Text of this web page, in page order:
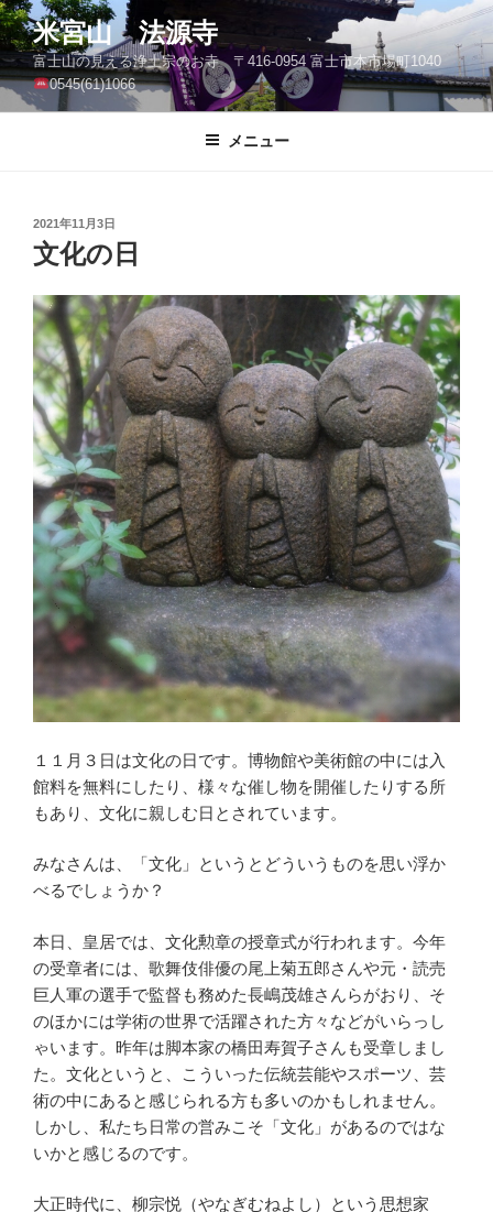
コ
ン
テ
ン
ツ
米宮山 法源寺
富士山の見える浄土宗のお寺 〒416-0954 富士市本市場町1040
0545(61)1066
メニュー
投
稿
日:
2021年11月3日
文化の日
１１月３日は文化の日です。博物館や美術館の中には入
館料を無料にしたり、様々な催し物を開催したりする所
もあり、文化に親しむ日とされています。
みなさんは、「文化」というとどういうものを思い浮か
べるでしょうか？
本日、皇居では、文化勲章の授章式が行われます。今年
の受章者には、歌舞伎俳優の尾上菊五郎さんや元・読売
巨人軍の選手で監督も務めた長嶋茂雄さんらがおり、そ
のほかには学術の世界で活躍された方々などがいらっし
ゃいます。昨年は脚本家の橋田寿賀子さんも受章しまし
た。文化というと、こういった伝統芸能やスポーツ、芸
術の中にあると感じられる方も多いのかもしれません。
しかし、私たち日常の営みこそ「文化」があるのではな
いかと感じるのです。
大正時代に、柳宗悦（やなぎむねよし）という思想家